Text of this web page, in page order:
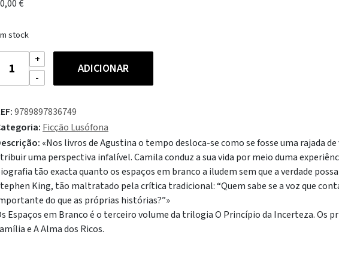
€
stock
Quantidade
ADICIONAR
9789897836749
Ficção Lusófona
«Nos livros de Agustina o tempo desloca-se como se fosse uma rajada
uma perspectiva infalível. Camila conduz a sua vida por meio duma
tão exacta quanto os espaços em branco a iludem sem que a verdade
King, tão maltratado pela crítica tradicional: “Quem sabe se a voz que
do que as próprias histórias?”»
Espaços em Branco é o terceiro volume da trilogia O Princípio da Incerteza. Os
e A Alma dos Ricos.